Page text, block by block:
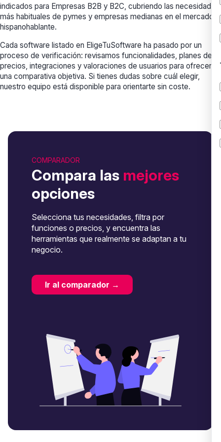
indicados para Empresas B2B y B2C, cubriendo las necesidades
más habituales de pymes y empresas medianas en el mercado
hispanohablante.
Cada software listado en EligeTuSoftware ha pasado por un
proceso de verificación: revisamos funcionalidades, planes de
precios, integraciones y valoraciones de usuarios para ofrecerte
una comparativa objetiva. Si tienes dudas sobre cuál elegir,
nuestro equipo está disponible para orientarte sin coste.
COMPARADOR
Compara las mejores
opciones
Selecciona tus necesidades, filtra por
funciones o precios, y encuentra las
herramientas que realmente se adaptan a tu
negocio.
Ir al comparador →